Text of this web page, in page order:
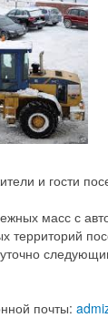
и гости
масс с
территорий
почты: